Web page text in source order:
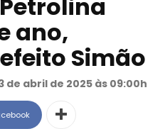
ano,
Simão
de abril de 2025 às 09:00h